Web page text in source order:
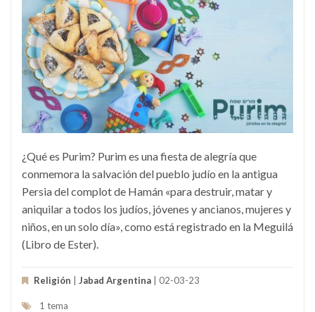
¿Qué es Purim? Purim es una fiesta de alegría que
conmemora la salvación del pueblo judío en la antigua
Persia del complot de Hamán «para destruir, matar y
aniquilar a todos los judíos, jóvenes y ancianos, mujeres y
niños, en un solo día», como está registrado en la Meguilá
(Libro de Ester).
Religión Jabad Argentina | 02-03-23
1 tema